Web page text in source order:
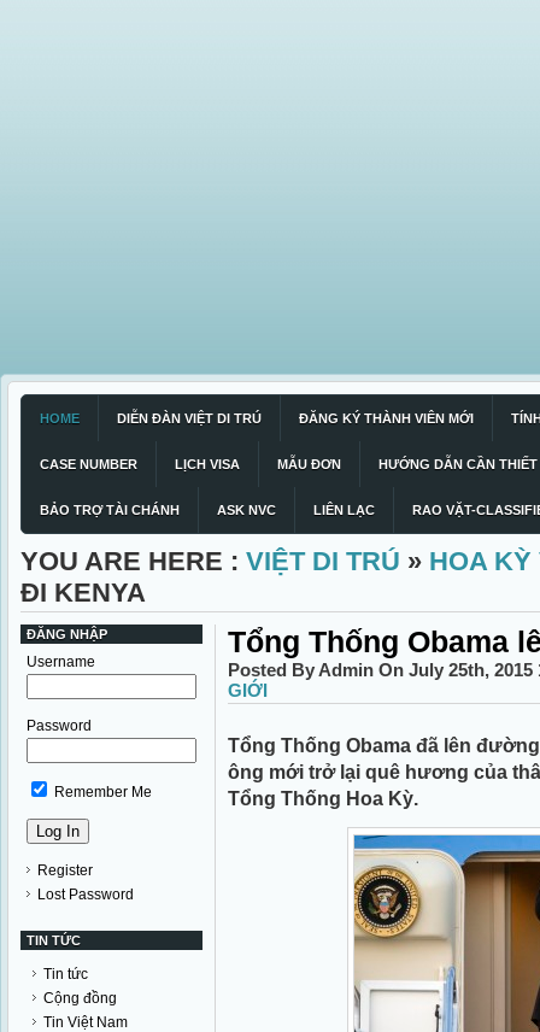
HOME DIỄN ĐÀN VIỆT DI TRÚ ĐĂNG KÝ THÀNH VIÊN MỚI
CASE NUMBER LỊCH VISA MẪU ĐƠN HƯỚNG DẪN CẦN THIẾT
BẢO TRỢ TÀI CHÁNH ASK NVC LIÊN LẠC RAO VẶT-
YOU ARE HERE : VIỆT DI TRÚ » HOA KỲ
ĐI KENYA
ĐĂNG NHẬP
Username
Password
Remember Me
Register
Lost Password
TIN TỨC
Tin tức
Cộng đồng
Tin Việt Nam
Tổng Thống Obama
Posted By Admin On July 25th,
GIỚI
Tổng Thống Obama đã lên
ông mới trở lại quê hương của
Tổng Thống Hoa Kỳ.